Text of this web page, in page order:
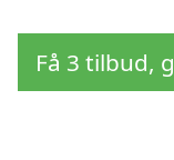
Få 3 tilbud,